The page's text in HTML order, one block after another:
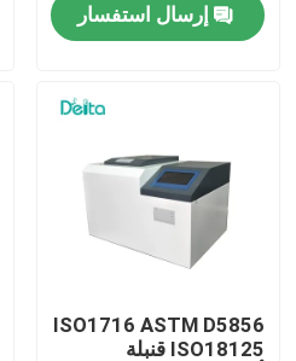
المنزل
فيديوهات
معلومات عنا
جولة في المعمل
إرسال استفسار
ISO1716 ASTM D5856
ISO18125 قنبلة